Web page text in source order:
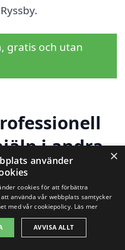
gratis och utan
i andra
Ryssby
i Ryssby
svår uppgift. Med
×
använder
cookies för att förbättra
använda vår webbplats samtycker
med vår cookiepolicy. Läs mer
AVVISA ALLT